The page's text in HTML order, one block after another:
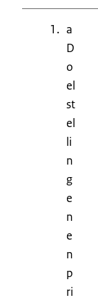
a
D
o
el
st
el
li
n
g
e
n
e
n
p
ri